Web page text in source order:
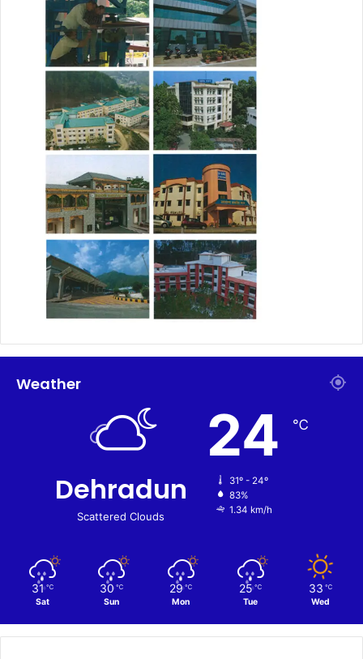
Weather
Dehradun
Scattered Clouds
24 ℃
31º - 24º
83%
1.34 km/h
31 ℃
Sat
30 ℃
Sun
29 ℃
Mon
25 ℃
Tue
33 ℃
Wed